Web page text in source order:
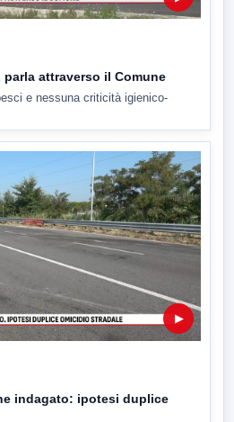
parla attraverso il Comune
e nessuna criticità igienico-
▶
indagato: ipotesi duplice